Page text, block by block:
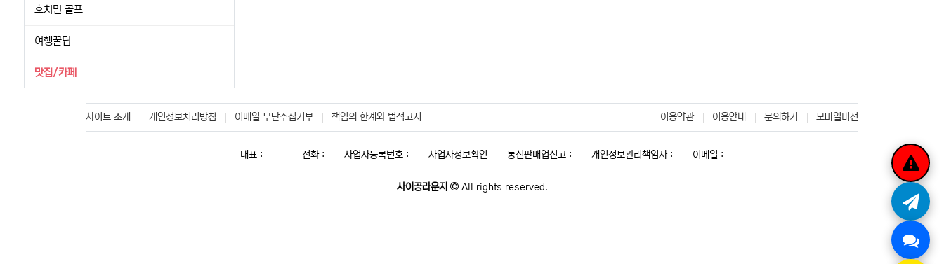
호치민 골프
여행꿀팁
맛집/카페
사이트 소개 개인정보처리방침 이메일 무단수집거부 책임의 한계와 법적고지 이용약관 이용안내 문의하기 모바일버전
대표 : 전화 : 사업자등록번호 : 사업자정보확인 통신판매업신고 : 개인정보관리책임자 : 이메일 :
사이공라운지 All rights reserved.